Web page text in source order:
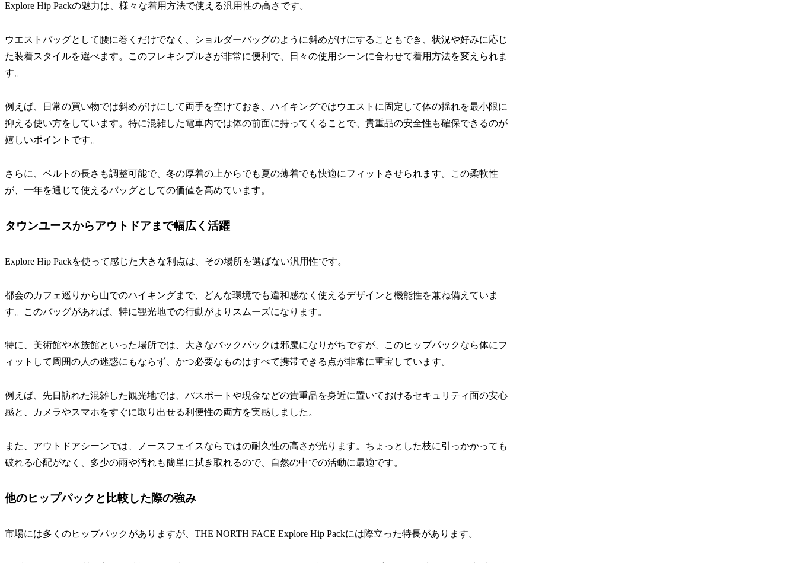
Explore Hip Packの魅力は、様々な着用方法で使える汎用性の高さです。
ウエストバッグとして腰に巻くだけでなく、ショルダーバッグのように斜めがけにすることもでき、状況や好みに応じ
た装着スタイルを選べます。このフレキシブルさが非常に便利で、日々の使用シーンに合わせて着用方法を変えられま
す。
例えば、日常の買い物では斜めがけにして両手を空けておき、ハイキングではウエストに固定して体の揺れを最小限に
抑える使い方をしています。特に混雑した電車内では体の前面に持ってくることで、貴重品の安全性も確保できるのが
嬉しいポイントです。
さらに、ベルトの長さも調整可能で、冬の厚着の上からでも夏の薄着でも快適にフィットさせられます。この柔軟性
が、一年を通じて使えるバッグとしての価値を高めています。
タウンユースからアウトドアまで幅広く活躍
Explore Hip Packを使って感じた大きな利点は、その場所を選ばない汎用性です。
都会のカフェ巡りから山でのハイキングまで、どんな環境でも違和感なく使えるデザインと機能性を兼ね備えていま
す。このバッグがあれば、特に観光地での行動がよりスムーズになります。
特に、美術館や水族館といった場所では、大きなバックパックは邪魔になりがちですが、このヒップパックなら体にフ
ィットして周囲の人の迷惑にもならず、かつ必要なものはすべて携帯できる点が非常に重宝しています。
例えば、先日訪れた混雑した観光地では、パスポートや現金などの貴重品を身近に置いておけるセキュリティ面の安心
感と、カメラやスマホをすぐに取り出せる利便性の両方を実感しました。
また、アウトドアシーンでは、ノースフェイスならではの耐久性の高さが光ります。ちょっとした枝に引っかかっても
破れる心配がなく、多少の雨や汚れも簡単に拭き取れるので、自然の中での活動に最適です。
他のヒップパックと比較した際の強み
市場には多くのヒップパックがありますが、THE NORTH FACE Explore Hip Packには際立った特長があります。